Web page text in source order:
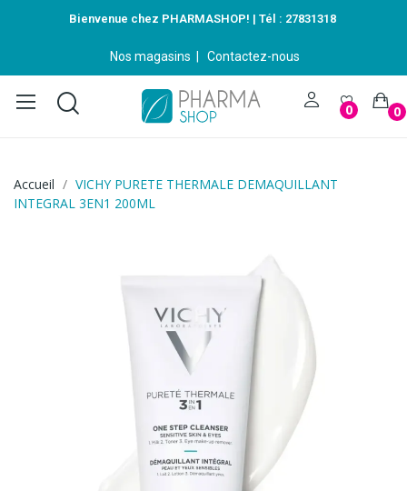
Bienvenue chez PHARMASHOP! | Tél : 27831318
Nos magasins Contactez-nous
0 0
Accueil
VICHY PURETE THERMALE DEMAQUILLANT
INTEGRAL 3EN1 200ML